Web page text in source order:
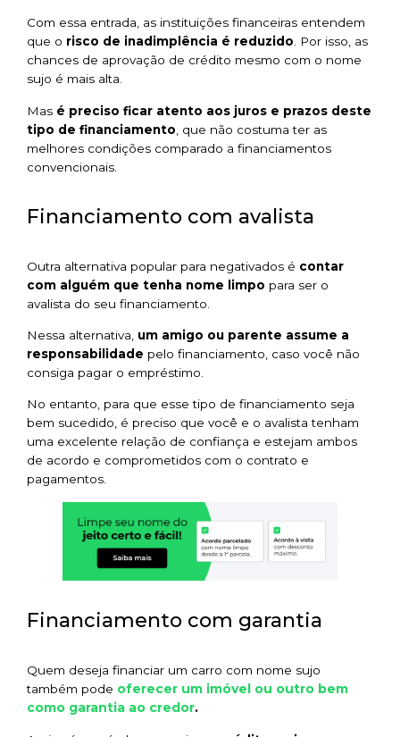
Com essa entrada, as instituições financeiras entendem
que o risco de inadimplência é reduzido. Por isso, as
chances de aprovação de crédito mesmo com o nome
sujo é mais alta.
Mas é preciso ficar atento aos juros e prazos deste
tipo de financiamento , que não costuma ter as
melhores condições comparado a financiamentos
convencionais.
Financiamento com avalista
Outra alternativa popular para negativados é contar
com alguém que tenha nome limpo para ser o
avalista do seu financiamento.
Nessa alternativa, um amigo ou parente assume a
responsabilidade pelo financiamento, caso você não
consiga pagar o empréstimo.
No entanto, para que esse tipo de financiamento seja
bem sucedido, é preciso que você e o avalista tenham
uma excelente relação de confiança e estejam ambos
de acordo e comprometidos com o contrato e
pagamentos.
Financiamento com garantia
Quem deseja financiar um carro com nome sujo
também pode oferecer um imóvel ou outro bem
como garantia ao credor.